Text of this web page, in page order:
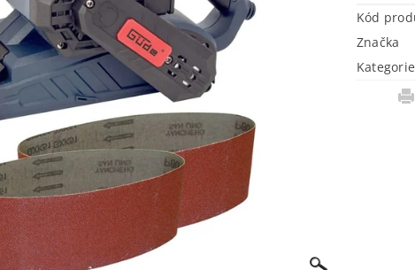
Kód
Značka
Kategorie